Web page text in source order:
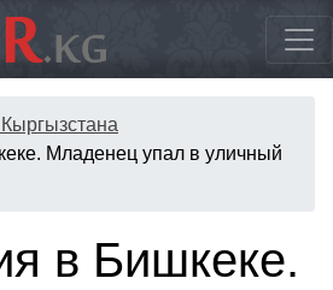
Младенец упал в уличный
в Бишкеке.